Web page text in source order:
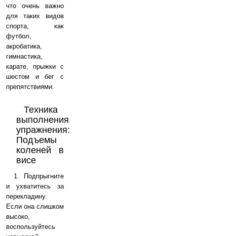
что очень важно
для таких видов
спорта, как
футбол,
акробатика,
гимнастика,
карате, прыжки с
шестом и бег с
препятствиями.
Техника
выполнения
упражнения:
Подъемы
коленей в
висе
1. Подпрыгните
и ухватитесь за
перекладину.
Если она слишком
высоко,
воспользуйтесь